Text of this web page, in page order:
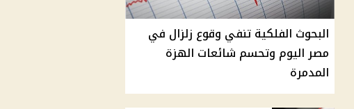
البحوث الفلكية تنفي وقوع زلزال في
مصر اليوم وتحسم شائعات الهزة
المدمرة